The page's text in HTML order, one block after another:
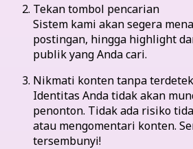
Tekan tombol pencarian
Sistem kami akan segera
postingan, hingga highlight
publik yang Anda cari.
Nikmati konten tanpa
Identitas Anda tidak akan
penonton. Tidak ada risiko
atau mengomentari konten.
tersembunyi!